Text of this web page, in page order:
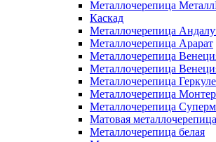
Металлочерепица
Каскад
Металлочерепица
Металлочерепица Арарат
Металлочерепица
Металлочерепица
Металлочерепица
Металлочерепица
Металлочерепица
Матовая металлочерепица
Металлочерепица белая